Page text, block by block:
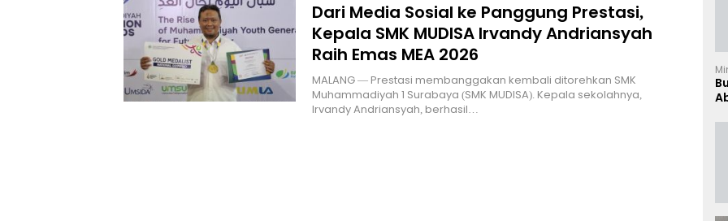
Dari Media Sosial ke Panggung Prestasi,
Kepala SMK MUDISA Irvandy Andriansyah
Raih Emas MEA 2026
MALANG — Prestasi membanggakan kembali ditorehkan SMK
Muhammadiyah 1 Surabaya (SMK MUDISA). Kepala sekolahnya,
Irvandy Andriansyah, berhasil…